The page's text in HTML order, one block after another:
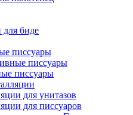
биде
писсуары
писсуары
писсуары
для унитазов
для писсуаров